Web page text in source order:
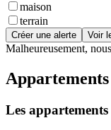
maison
terrain
Créer une alerte Voir
Malheureusement,
Les